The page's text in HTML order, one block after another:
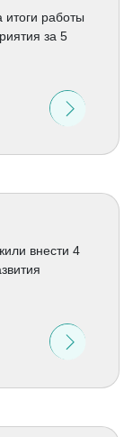
итоги работы
за 5
внести 4